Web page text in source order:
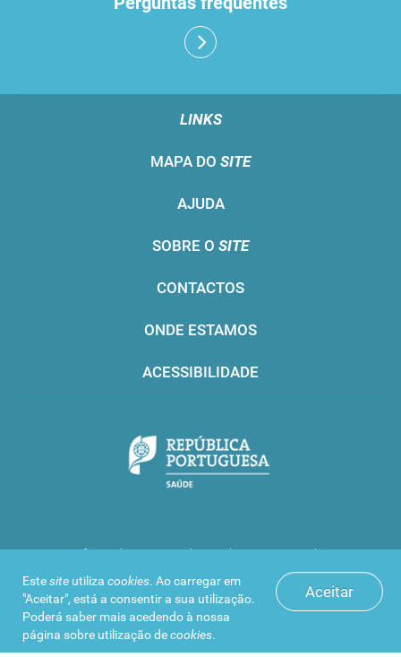
Aceitar
Estesite utiliza cookies. Ao carregar em
"Aceitar", está a consentir a sua utilização.
Poderá saber mais acedendo à nossa
página sobre utilização decookies.
LINKS
MAPA DO SITE
AJUDA
SOBRE O SITE
CONTACTOS
ONDE ESTAMOS
ACESSIBILIDADE
Infarmed © 2016. Todos os direitos reservados